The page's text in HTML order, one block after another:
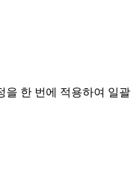
을 한 번에 적용하여 일괄